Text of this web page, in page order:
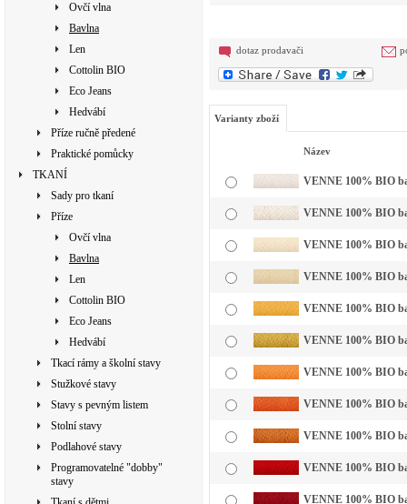
Ovčí vlna
Bavlna
Len
Cottolin BIO
Eco Jeans
Hedvábí
Příze ručně předené
Praktické pomůcky
TKANÍ
Sady pro tkaní
Příze
Ovčí vlna
Bavlna
Len
Cottolin BIO
Eco Jeans
Hedvábí
Tkací rámy a školní stavy
Stužkové stavy
Stavy s pevným listem
Stolní stavy
Podlahové stavy
Programovatelné "dobby"
stavy
dotaz prodavači
Varianty zboží
Název
VENNE 100% BIO
VENNE 100% BIO
VENNE 100% BIO
VENNE 100% BIO
VENNE 100% BIO
VENNE 100% BIO
VENNE 100% BIO
VENNE 100% BIO
VENNE 100% BIO
VENNE 100% BIO
VENNE 100% BIO